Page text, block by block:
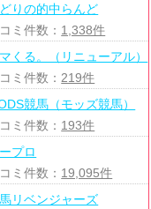
りの的中らんど
ミ件数： 1,338件
くる。（リニューアル）
ミ件数： 219件
競馬（モッズ競馬）
ミ件数： 193件
プロ
ミ件数： 19,095件
リベンジャーズ